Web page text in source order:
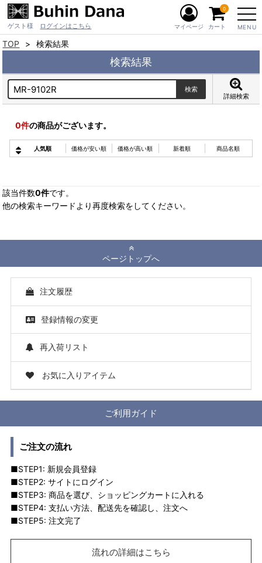
ゲスト様 ログインはこちら MENU
マイページ カート
0
TOP 検索結果
検索結果
詳細検索
0件の商品がございます。
人気順 価格が安い順 価格が高い順 新着順 商品名順
該当件数0件です。
他の検索キーワードより再度検索をしてください。
ページトップへ
注文履歴
登録情報の変更
再入荷リスト
お気に入りアイテム
ご利用ガイド
ご注文の流れ
■STEP1: 新規会員登録
■STEP2: サイトにログイン
■STEP3: 商品を選び、ショッピングカートに入れる
■STEP4: 支払い方法、配送先を確認し、注文へ
■STEP5: 注文完了
流れの詳細はこちら